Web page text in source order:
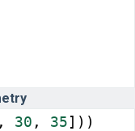
, 30 , 35]))